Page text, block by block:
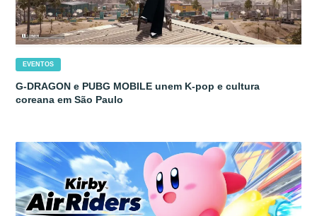
EVENTOS
G-DRAGON e PUBG MOBILE unem K-pop e cultura
coreana em São Paulo